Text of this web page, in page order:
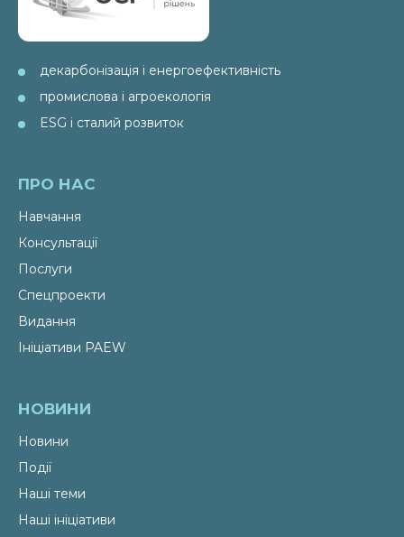
декарбонізація і енергоефективність
промислова і агроекологія
ESG і сталий розвиток
ПРО НАС
Навчання
Консультації
Послуги
Спецпроекти
Видання
Ініціативи PAEW
НОВИНИ
Новини
Події
Наші теми
Наші ініціативи